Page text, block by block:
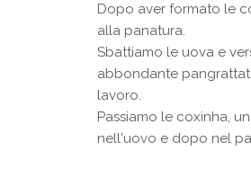
Dopo aver formato le
alla panatura.
Sbattiamo le uova e
abbondante
lavoro.
Passiamo le coxinha,
nell'uovo e dopo nel